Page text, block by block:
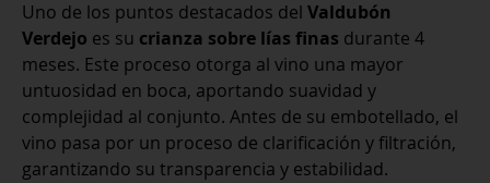
Uno de los puntos destacados del Valdubón
Verdejo es su crianza sobre lías finas durante 4
meses. Este proceso otorga al vino una mayor
untuosidad en boca, aportando suavidad y
complejidad al conjunto. Antes de su embotellado, el
vino pasa por un proceso de clarificación y filtración,
garantizando su transparencia y estabilidad.